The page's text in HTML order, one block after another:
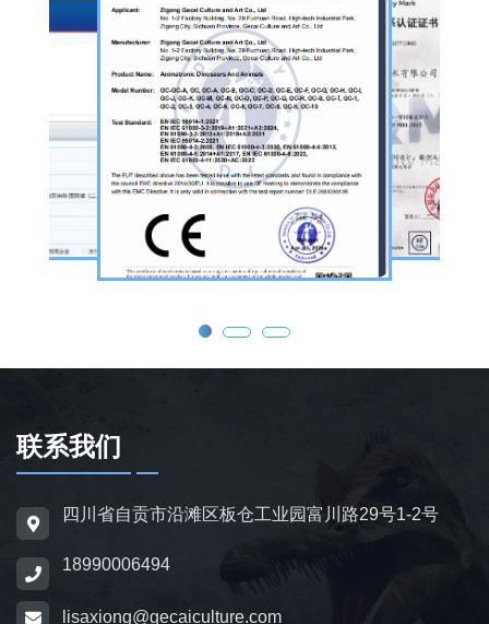
调试，形成全流程服务，可用于主题乐园、文
旅景区、科普展馆、商业广场、大型展会、节
庆活动等场景。
公司核心业务为仿真恐龙制作，产品线涵盖静
态展示、动态互动、游乐体验三类。其中，机
器恐龙结合机械传动、智能控制技术，可实现
眨眼、张嘴吼叫、摆尾、行走、呼吸起伏等动
态效果，皮肤采用环保硅胶材质，还原史前恐
大型雕塑，覆盖霸王龙、三角龙、剑龙、长颈
龙、翼龙等常见品类，同时支持恐龙化石骨架
场景摆放。
为适配亲子游乐场景，公司推出恐龙电动车与
防滑车轮、限速装置及安全扶手，适用于乐
联系我们
四川省自贡市沿滩区板仓工业园富川路29号1-2号
18990006494
lisaxiong@gecaiculture.com